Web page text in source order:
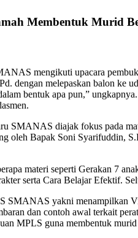
Membentuk Murid
mengikuti upacara
dengan melepaskan balon ke
bentuk apa pun,”
SMANAS diajak fokus pada
oleh Bapak Soni Syarifuddin,
materi seperti Gerakan 7
serta Cara Belajar Efektif.
SMANAS yakni menampilkan
dan contoh awal terkait
MPLS guna membentuk